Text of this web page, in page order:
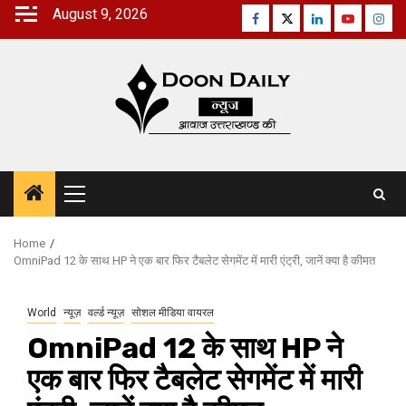
Skip
August 9, 2026 Facebook
TwitterLinkedinYoutube
Primary
Menu
Home
OmniPad 12 के साथ HP ने एक बार फिर टैबलेट सेगमेंट में मारी एंट्री, जानें क्या है कीमत
World न्यूज़ वर्ल्ड न्यूज़ सोशल मीडिया वायरल
OmniPad 12 के साथ HP ने
एक बार फिर टैबलेट सेगमेंट में मारी